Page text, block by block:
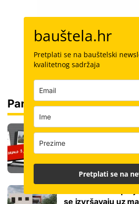
Partneri
Čitajte bauštela.hr
posebnu cijenu:
se izvršavaju uz
bauštela.hr
Pretplati se na bauštelski
kvalitetnog sadržaja
Pretplati se na